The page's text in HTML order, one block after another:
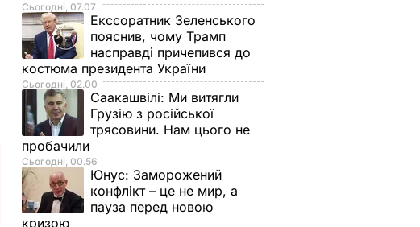
Сьогодні, 07.07
Екссоратник Зеленського
пояснив, чому Трамп
насправді причепився до
костюма президента України
Сьогодні, 02.00
Саакашвілі: Ми витягли
Грузію з російської
трясовини. Нам цього не
пробачили
Сьогодні, 00.56
Юнус: Заморожений
конфлікт – це не мир, а
пауза перед новою
кризою